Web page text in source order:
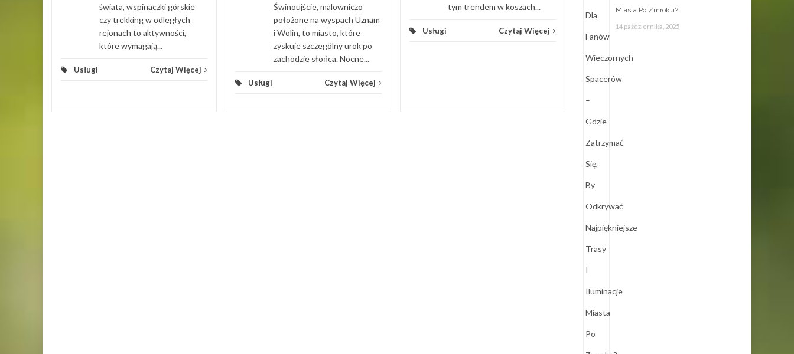
świata, wspinaczki górskie
czy trekking w odległych
rejonach to aktywności,
które wymagają...
Usługi Czytaj Więcej
Świnoujście, malowniczo
położone na wyspach Uznam
i Wolin, to miasto, które
zyskuje szczególny urok po
zachodzie słońca. Nocne...
Usługi Czytaj Więcej
tym trendem w koszach...
Usługi Czytaj Więcej
Miasta Po Zmroku?
14 października, 2025